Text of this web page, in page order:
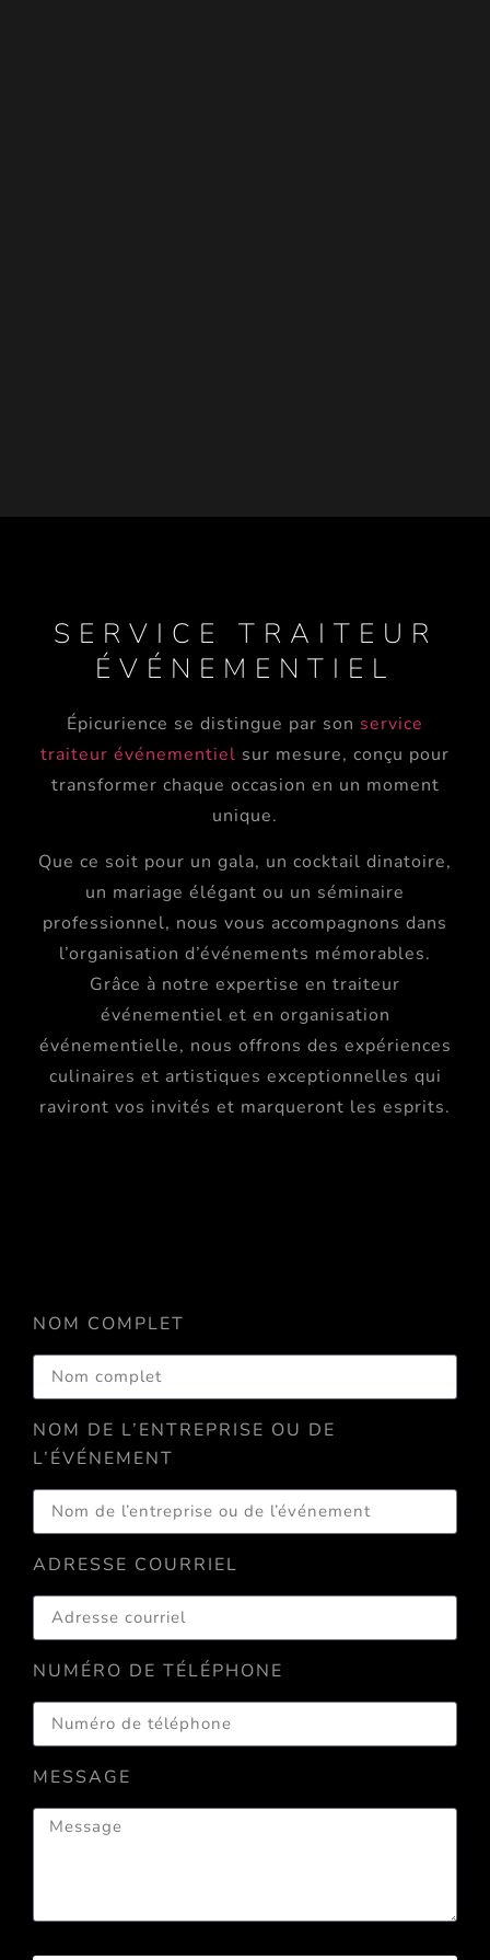
SERVICE TRAITEUR
ÉVÉNEMENTIEL
Épicurience se distingue par son service
traiteur événementiel sur mesure, conçu pour
transformer chaque occasion en un moment
unique.
Que ce soit pour un gala, un cocktail dinatoire,
un mariage élégant ou un séminaire
professionnel, nous vous accompagnons dans
l’organisation d’événements mémorables.
Grâce à notre expertise en traiteur
événementiel et en organisation
événementielle, nous offrons des expériences
culinaires et artistiques exceptionnelles qui
raviront vos invités et marqueront les esprits.
NOM COMPLET
NOM DE L’ENTREPRISE OU DE
L’ÉVÉNEMENT
ADRESSE COURRIEL
NUMÉRO DE TÉLÉPHONE
MESSAGE